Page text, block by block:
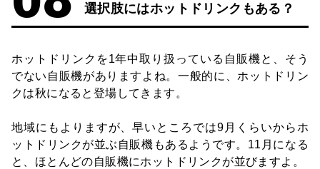
選択肢にはホットドリンクもある？
ホットドリンクを1年中取り扱っている自販機と、そう
でない自販機がありますよね。一般的に、ホットドリン
クは秋になると登場してきます。
地域にもよりますが、早いところでは9月くらいからホ
ットドリンクが並ぶ自販機もあるようです。11月になる
と、ほとんどの自販機にホットドリンクが並びますよ。